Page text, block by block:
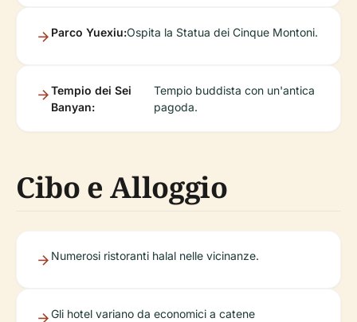
Parco Yuexiu:Ospita la Statua dei Cinque Montoni.
Tempio dei Sei
Banyan:
Tempio buddista con un'antica
pagoda.
Cibo e Alloggio
Numerosi ristoranti halal nelle vicinanze.
Gli hotel variano da economici a catene